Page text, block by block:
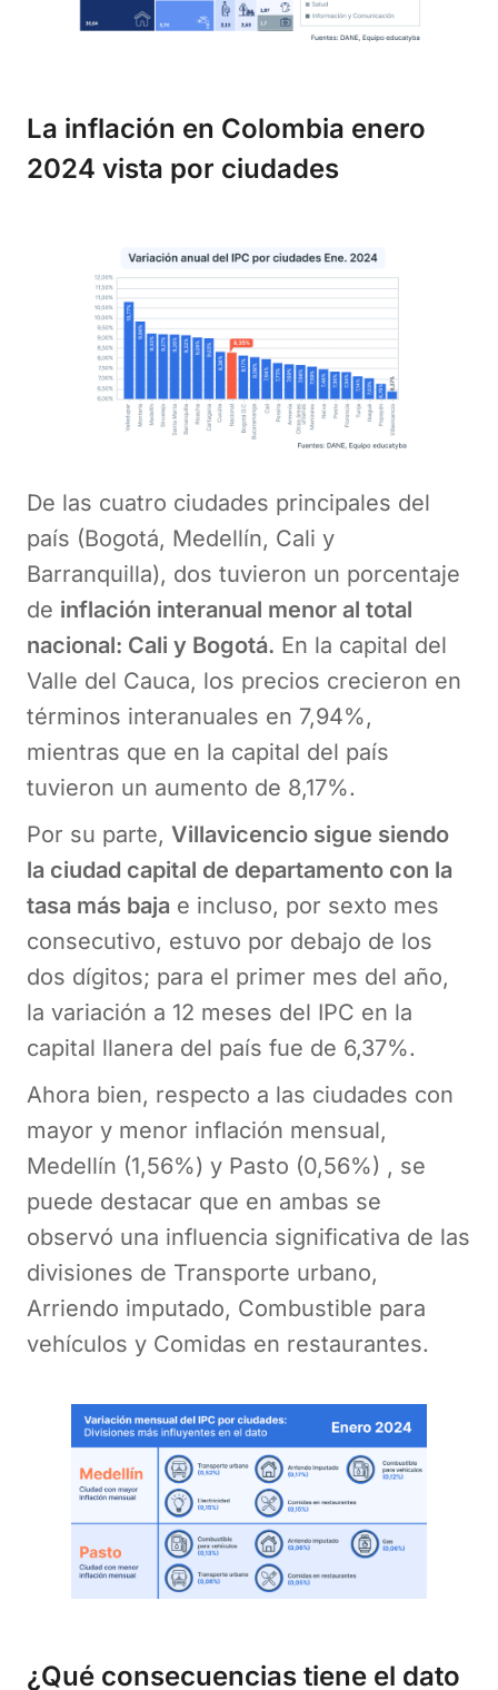
La inflación en Colombia enero
2024 vista por ciudades
De las cuatro ciudades principales del
país (Bogotá, Medellín, Cali y
Barranquilla), dos tuvieron un porcentaje
de inflación interanual menor al total
nacional: Cali y Bogotá. En la capital del
Valle del Cauca, los precios crecieron en
términos interanuales en 7,94%,
mientras que en la capital del país
tuvieron un aumento de 8,17%.
Por su parte, Villavicencio sigue siendo
la ciudad capital de departamento con la
tasa más baja e incluso, por sexto mes
consecutivo, estuvo por debajo de los
dos dígitos; para el primer mes del año,
la variación a 12 meses del IPC en la
capital llanera del país fue de 6,37%.
Ahora bien, respecto a las ciudades con
mayor y menor inflación mensual,
Medellín (1,56%) y Pasto (0,56%) , se
puede destacar que en ambas se
observó una influencia significativa de las
divisiones de Transporte urbano,
Arriendo imputado, Combustible para
vehículos y Comidas en restaurantes.
¿Qué consecuencias tiene el dato